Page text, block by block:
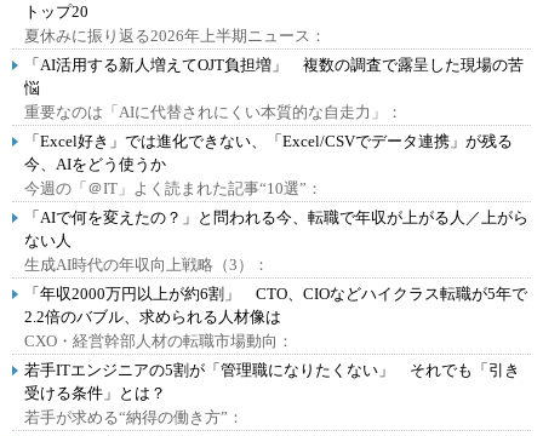
トップ20
夏休みに振り返る2026年上半期ニュース：
「AI活用する新人増えてOJT負担増」 複数の調査で露呈した現場の苦
悩
重要なのは「AIに代替されにくい本質的な自走力」：
「Excel好き」では進化できない、「Excel/CSVでデータ連携」が残る
今、AIをどう使うか
今週の「＠IT」よく読まれた記事“10選”：
「AIで何を変えたの？」と問われる今、転職で年収が上がる人／上がら
ない人
生成AI時代の年収向上戦略（3）：
「年収2000万円以上が約6割」 CTO、CIOなどハイクラス転職が5年で
2.2倍のバブル、求められる人材像は
CXO・経営幹部人材の転職市場動向：
若手ITエンジニアの5割が「管理職になりたくない」 それでも「引き
受ける条件」とは？
若手が求める“納得の働き方”：